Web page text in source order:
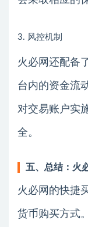
3. 风控机制
火必网还配备
台内的资金流
对交易账户实
全。
五、总结：火
火必网的快捷
货币购买方式